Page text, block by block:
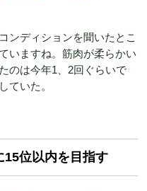
ンディションを聞いたとこ
いますね。筋肉が柔らかい
のは今年1、2回ぐらいで
ていた。
15位以内を目指す